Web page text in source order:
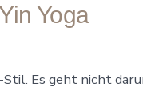
Yin Yoga
Es geht nicht